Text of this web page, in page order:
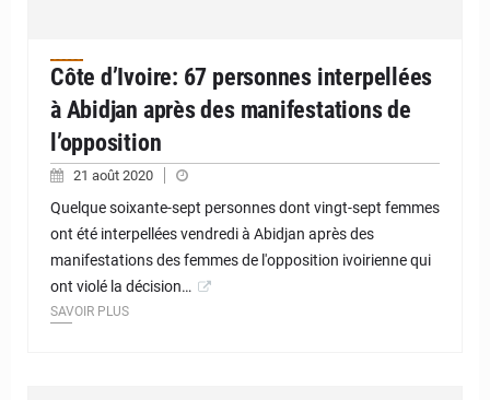
Côte d’Ivoire: 67 personnes interpellées
à Abidjan après des manifestations de
l’opposition
21 août 2020
Quelque soixante-sept personnes dont vingt-sept femmes
ont été interpellées vendredi à Abidjan après des
manifestations des femmes de l'opposition ivoirienne qui
ont violé la décision…
SAVOIR PLUS